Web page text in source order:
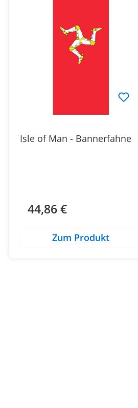
Isle of Man - Bannerfahne
Regulärer Preis:
44,86 €
Zum Produkt